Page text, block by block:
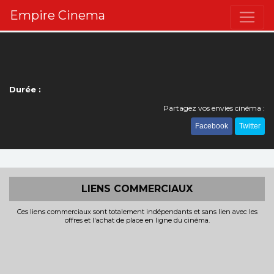
Empire Cinema
Durée :
Partagez vos envies cinéma :
Facebook Twitter
LIENS COMMERCIAUX
Ces liens commerciaux sont totalement indépendants et sans lien avec les
offres et l'achat de place en ligne du cinéma.